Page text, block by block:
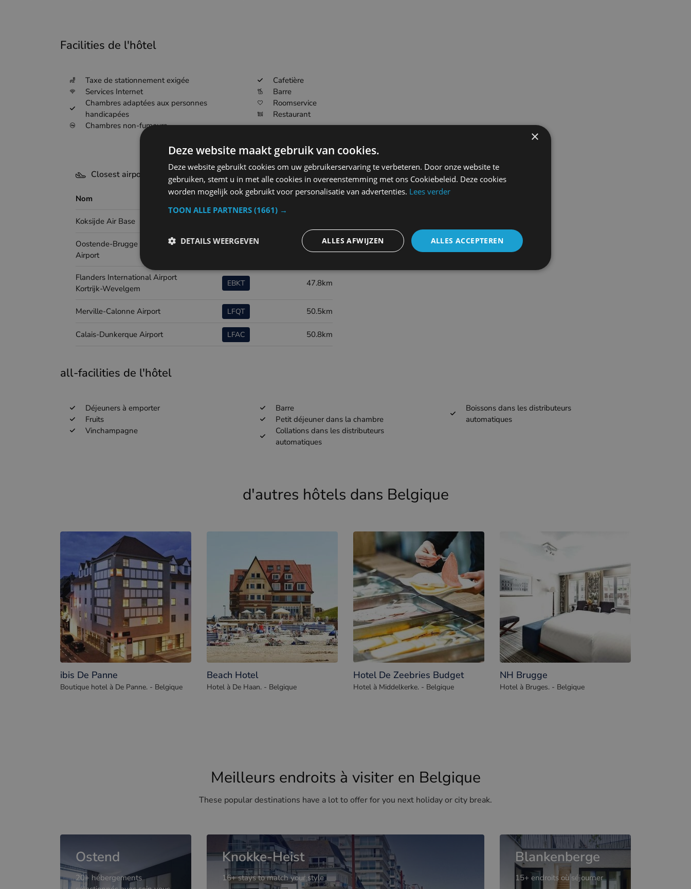
Facilities de l'hôtel
Taxe de stationnement exigée
Services Internet
Chambres adaptées aux personnes
handicapées
Chambres non-fumeurs
Cafetière
Barre
Roomservice
Restaurant
Closest airports - Veurne
Nom Airport code
Koksijde Air Base
Oostende-Brugge International
Airport
20.7km
Flanders International Airport
Kortrijk-Wevelgem
EBKT 47.8km
Merville-Calonne Airport LFQT 50.5km
Calais-Dunkerque Airport LFAC 50.8km
all-facilities de l'hôtel
Déjeuners à emporter
Fruits
Vinchampagne
Barre
Petit déjeuner dans la chambre
Collations dans les distributeurs
automatiques
Boissons dans les distributeurs
automatiques
d'autres hôtels dans Belgique
ibis De Panne
Boutique hotel à De Panne. - Belgique
Beach Hotel
Hotel à De Haan. - Belgique
Hotel De Zeebries Budget
Hotel à Middelkerke. - Belgique
NH Brugge
Hotel à Bruges. - Belgique
Meilleurs endroits à visiter en Belgique
These popular destinations have a lot to offer for you next holiday or city break.
Ostend
20+ hébergements
Knokke-Heist
16+ stays to match your style
Blankenberge
15+ endroits où séjourner
×
Deze website maakt gebruik van cookies.
Deze website gebruikt cookies om uw gebruikerservaring te verbeteren. Door onze website te
gebruiken, stemt u in met alle cookies in overeenstemming met ons Cookiebeleid. Deze cookies
worden mogelijk ook gebruikt voor personalisatie van advertenties. Lees verder
TOON ALLE PARTNERS (1661) →
ALLES ACCEPTEREN
ALLES AFWIJZEN
DETAILS WEERGEVEN